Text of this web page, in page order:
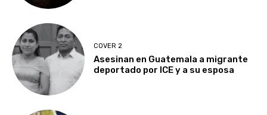
COVER 2
Asesinan en Guatemala a migrante
deportado por ICE y a su esposa